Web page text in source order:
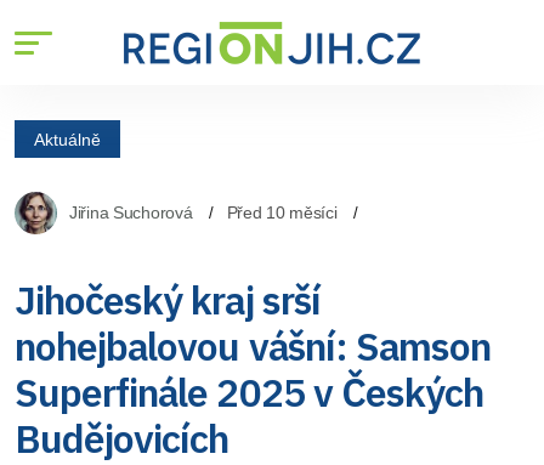
Aktuálně
Jiřina Suchorová Před 10 měsíci
Jihočeský kraj srší
nohejbalovou vášní: Samson
Superfinále 2025 v Českých
Budějovicích